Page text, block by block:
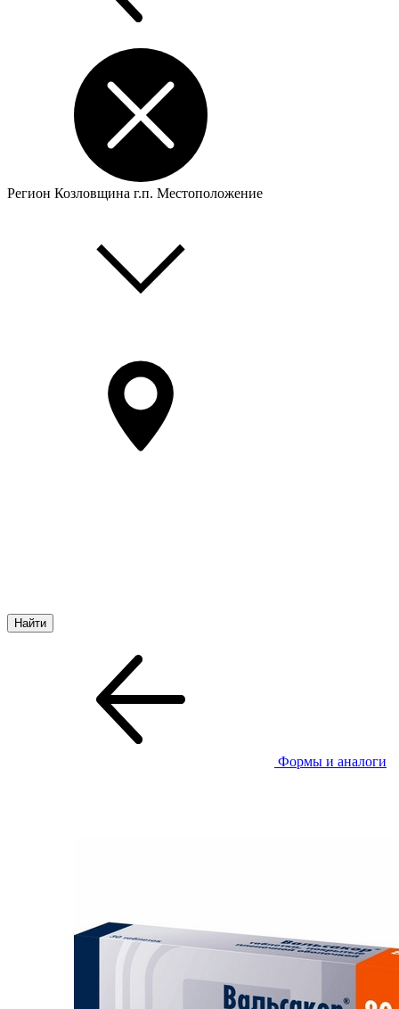
Регион Козловщина г.п. Местоположение
Формы и аналоги